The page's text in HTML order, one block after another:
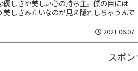
優しさや美しい心の持ち主。僕の目には
美しさみたいなのが見え隠れしちゃうんで
2021.06.07
スポ